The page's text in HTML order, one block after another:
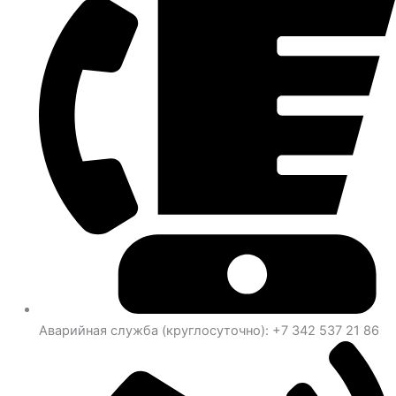
Аварийная служба (круглосуточно): +7 342 537 21 86